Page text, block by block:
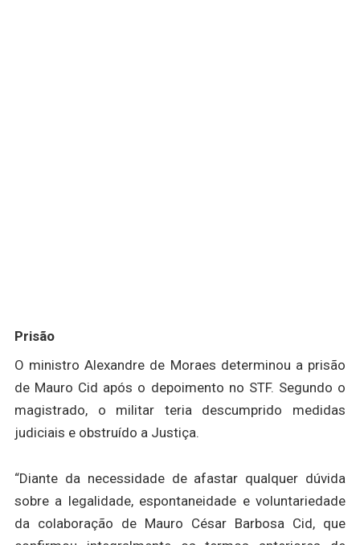
Prisão
O ministro Alexandre de Moraes determinou a prisão
de Mauro Cid após o depoimento no STF. Segundo o
magistrado, o militar teria descumprido medidas
judiciais e obstruído a Justiça.
“Diante da necessidade de afastar qualquer dúvida
sobre a legalidade, espontaneidade e voluntariedade
da colaboração de Mauro César Barbosa Cid, que